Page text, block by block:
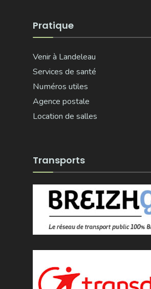
Pratique
Venir à Landeleau
Services de santé
Numéros utiles
Agence postale
Location de salles
Transports